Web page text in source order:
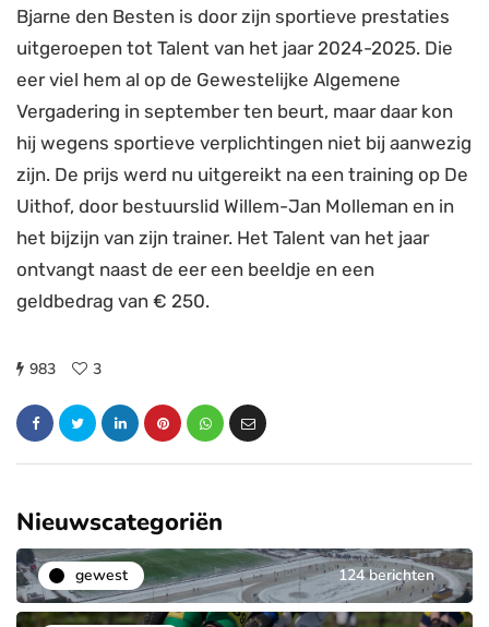
Bjarne den Besten is door zijn sportieve prestaties
uitgeroepen tot Talent van het jaar 2024-2025. Die
eer viel hem al op de Gewestelijke Algemene
Vergadering in september ten beurt, maar daar kon
hij wegens sportieve verplichtingen niet bij aanwezig
zijn. De prijs werd nu uitgereikt na een training op De
Uithof, door bestuurslid Willem-Jan Molleman en in
het bijzijn van zijn trainer. Het Talent van het jaar
ontvangt naast de eer een beeldje en een
geldbedrag van € 250.
983 3
Nieuwscategoriën
gewest 124 berichten